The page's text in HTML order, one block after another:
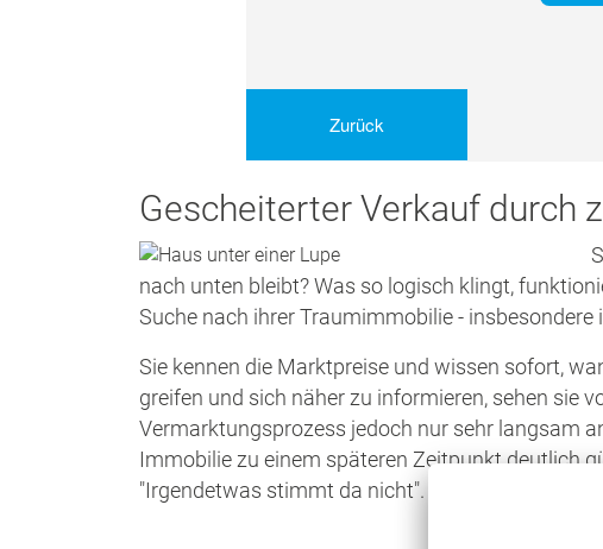
Gescheiterter Verkauf durch
nach unten bleibt? Was so logisch klingt,
Suche nach ihrer Traumimmobilie -
Sie kennen die Marktpreise und wissen sofort,
greifen und sich näher zu informieren, sehen sie
Vermarktungsprozess jedoch nur sehr langsam
Immobilie zu einem späteren Zeitpunkt deutlich
"Irgendetwas stimmt da nicht".